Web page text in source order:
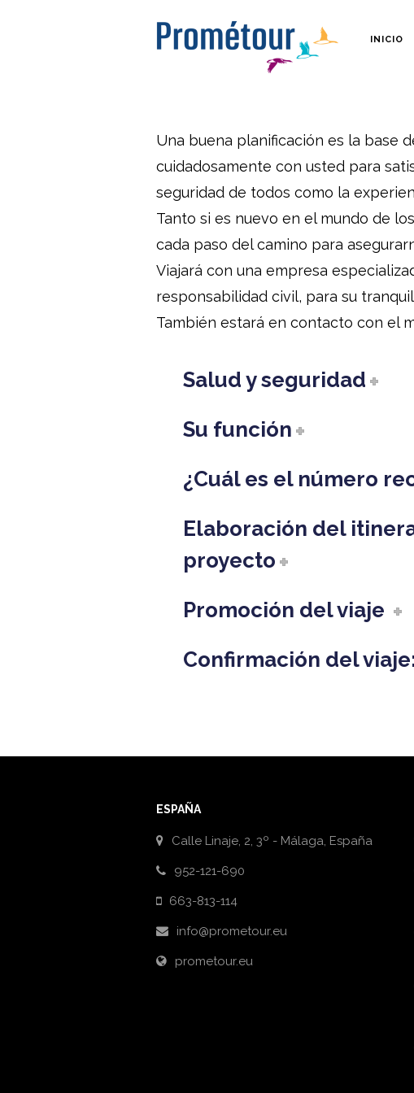
INICIO
Una buena planificación es la base
cuidadosamente con usted para
seguridad de todos como la
Tanto si es nuevo en el mundo de
cada paso del camino para
Viajará con una empresa
responsabilidad civil, para su
También estará en contacto con el
Salud y seguridad
Su función
¿Cuál es el número
Elaboración del
proyecto
Promoción del viaje
Confirmación del viaje:
ESPAÑA
Calle Linaje, 2, 3º - Málaga, España
952-121-690
663-813-114
info@prometour.eu
prometour.eu